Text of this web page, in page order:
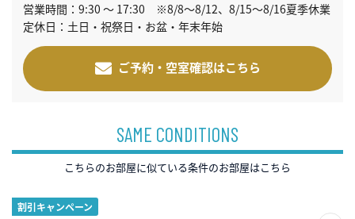
営業時間：9:30 ～ 17:30 ※8/8～8/12、8/15～8/16夏季休業
定休日：土日・祝祭日・お盆・年末年始
ご予約・空室確認はこちら
SAME CONDITIONS
こちらのお部屋に似ている条件のお部屋はこちら
割引キャンペーン